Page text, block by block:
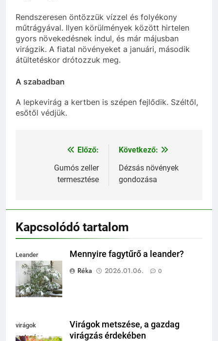
Rendszeresen öntözzük vízzel és folyékony
műtrágyával. Ilyen körülmények között hirtelen
gyors növekedésnek indul, és már májusban
virágzik. A fiatal növényeket a januári, második
átültetéskor drótozzuk meg.
A szabadban
A lepkevirág a kertben is szépen fejlődik. Széltől,
esőtől védjük.
Bejegyzés
navigáció
Előző:
Gumós zeller
termesztése
Következő:
Dézsás növények
gondozása
Kapcsolódó tartalom
Leander
fagytűrése
Mennyire fagytűrő a leander?
Réka
2026.01.06. 0
virágok
metszése
Virágok metszése, a gazdag
virágzás érdekében